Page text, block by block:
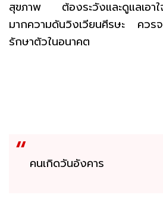
สุขภาพ ต้องระวังและดูแลเอาใจ
มากความดันวิงเวียนศีรษะ ควรจ
รักษาตัวในอนาคต
คนเกิดวันอังคาร